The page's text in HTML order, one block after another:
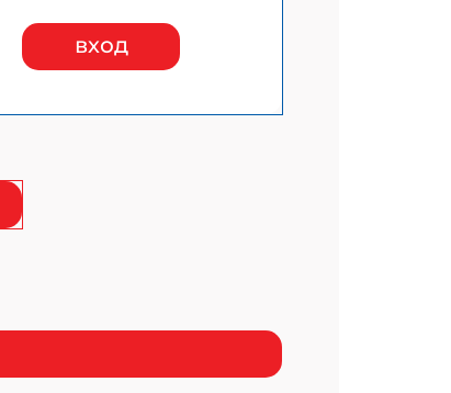
вход